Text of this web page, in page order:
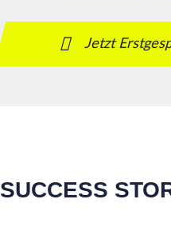
Jetzt
SUCCESS